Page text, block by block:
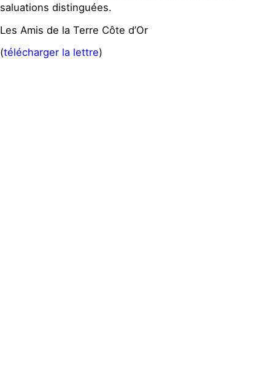
saluations distinguées.
Les Amis de la Terre Côte d’Or
(télécharger la lettre)